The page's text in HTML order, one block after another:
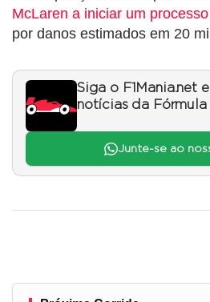
McLaren a iniciar um processo
por danos estimados em 20
Siga o F1Mania.net
notícias da Fórmula
Junte-se ao